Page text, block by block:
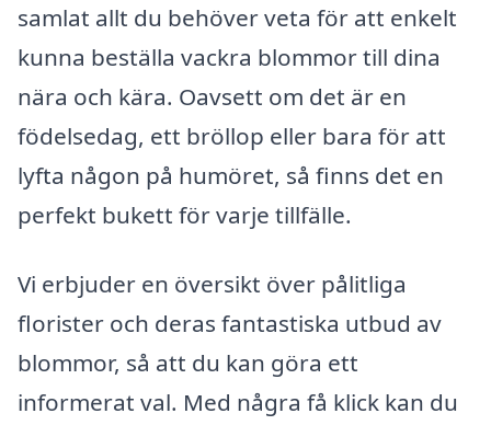
samlat allt du behöver veta för att enkelt
kunna beställa vackra blommor till dina
nära och kära. Oavsett om det är en
födelsedag, ett bröllop eller bara för att
lyfta någon på humöret, så finns det en
perfekt bukett för varje tillfälle.
Vi erbjuder en översikt över pålitliga
florister och deras fantastiska utbud av
blommor, så att du kan göra ett
informerat val. Med några få klick kan du